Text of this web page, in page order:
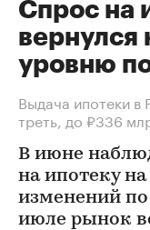
Спрос на
вернулся
уровню
Выдача ипотеки в
треть, до ₽336
В июне
на ипотеку
изменений
июле рынок